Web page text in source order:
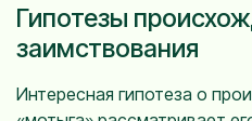
Гипотезы
заимствования
Интересная гипотеза о